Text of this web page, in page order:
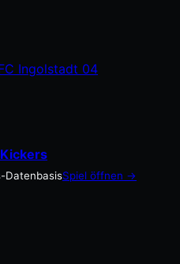
Ingolstadt 04
DatenbasisSpiel öffnen →